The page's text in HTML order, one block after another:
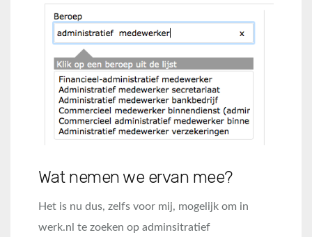
Wat nemen we ervan mee?
Het is nu dus, zelfs voor mij, mogelijk om in
werk.nl te zoeken op adminsitratief